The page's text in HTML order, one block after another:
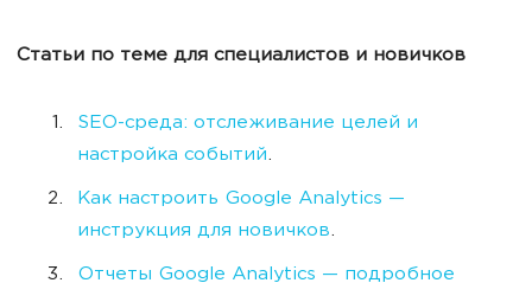
Статьи по теме для специалистов и новичков
SEO-среда: отcлеживание целей и
настройка событий.
Как настроить Google Analytics —
инструкция для новичков.
Отчеты Google Analytics — подробное